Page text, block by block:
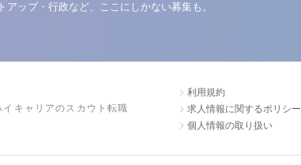
ップ・行政など、ここにしかない募集も。
イキャリアのスカウト転職
利用規約
求人情報に関するポリシー
個人情報の取り扱い